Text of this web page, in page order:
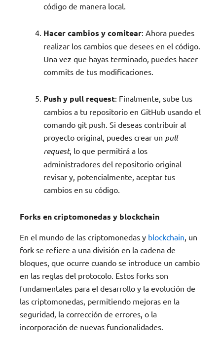
código de manera local.
Hacer cambios y comitear: Ahora puedes
realizar los cambios que desees en el código.
Una vez que hayas terminado, puedes hacer
commits de tus modificaciones.
Push y pull request: Finalmente, sube tus
cambios a tu repositorio en GitHub usando el
comando git push. Si deseas contribuir al
proyecto original, puedes crear un pull
request, lo que permitirá a los
administradores del repositorio original
revisar y, potencialmente, aceptar tus
cambios en su código.
Forks en criptomonedas y blockchain
En el mundo de las criptomonedas y blockchain , un
fork se refiere a una división en la cadena de
bloques, que ocurre cuando se introduce un cambio
en las reglas del protocolo. Estos forks son
fundamentales para el desarrollo y la evolución de
las criptomonedas, permitiendo mejoras en la
seguridad, la corrección de errores, o la
incorporación de nuevas funcionalidades.